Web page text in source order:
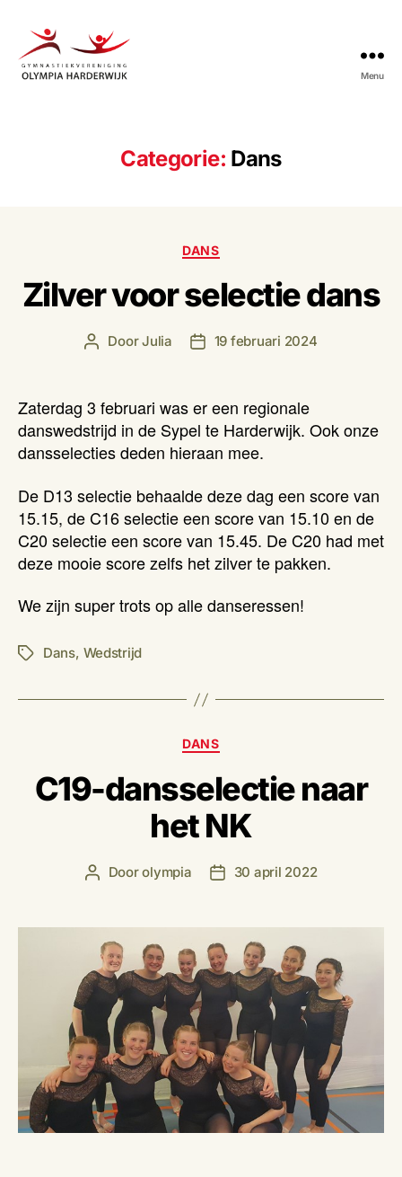
Menu
Categorie: Dans
Categorieën
DANS
Zilver voor selectie dans
Berichtauteur
DoorJulia Berichtdatum
19 februari 2024
Zaterdag 3 februari was er een regionale
danswedstrijd in de Sypel te Harderwijk. Ook onze
dansselecties deden hieraan mee.
De D13 selectie behaalde deze dag een score van
15.15, de C16 selectie een score van 15.10 en de
C20 selectie een score van 15.45. De C20 had met
deze mooie score zelfs het zilver te pakken.
We zijn super trots op alle danseressen!
TagsDans, Wedstrijd
Categorieën
DANS
C19-dansselectie naar
het NK
Berichtauteur
Doorolympia Berichtdatum
30 april 2022